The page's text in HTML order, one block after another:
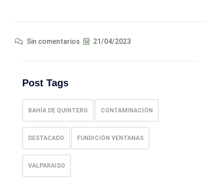
Sin comentarios 21/04/2023
Post Tags
BAHÍA DE QUINTERO CONTAMINACIÓN
DESTACADO FUNDICIÓN VENTANAS
VALPARAISO